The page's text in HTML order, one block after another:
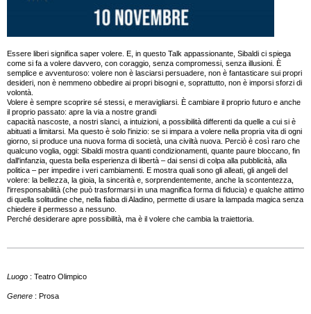
Essere liberi significa saper volere. E, in questo Talk appassionante, Sibaldi ci spiega
come si fa a volere davvero, con coraggio, senza compromessi, senza illusioni. È
semplice e avventuroso: volere non è lasciarsi persuadere, non è fantasticare sui propri
desideri, non è nemmeno obbedire ai propri bisogni e, soprattutto, non è imporsi sforzi di
volontà.
Volere è sempre scoprire sé stessi, e meravigliarsi. È cambiare il proprio futuro e anche
il proprio passato: apre la via a nostre grandi
capacità nascoste, a nostri slanci, a intuizioni, a possibilità differenti da quelle a cui si è
abituati a limitarsi. Ma questo è solo l'inizio: se si impara a volere nella propria vita di ogni
giorno, si produce una nuova forma di società, una civiltà nuova. Perciò è così raro che
qualcuno voglia, oggi: Sibaldi mostra quanti condizionamenti, quante paure bloccano, fin
dall'infanzia, questa bella esperienza di libertà – dai sensi di colpa alla pubblicità, alla
politica – per impedire i veri cambiamenti. E mostra quali sono gli alleati, gli angeli del
volere: la bellezza, la gioia, la sincerità e, sorprendentemente, anche la scontentezza,
l'irresponsabilità (che può trasformarsi in una magnifica forma di fiducia) e qualche attimo
di quella solitudine che, nella fiaba di Aladino, permette di usare la lampada magica senza
chiedere il permesso a nessuno.
Perché desiderare apre possibilità, ma è il volere che cambia la traiettoria.
Luogo : Teatro Olimpico
Genere : Prosa